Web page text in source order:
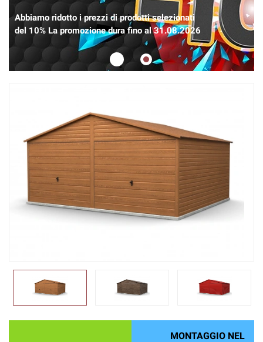
Abbiamo ridotto i prezzi di prodotti selezionati
del 10% La promozione dura fino al 31.08.2026
MONTAGGIO NEL